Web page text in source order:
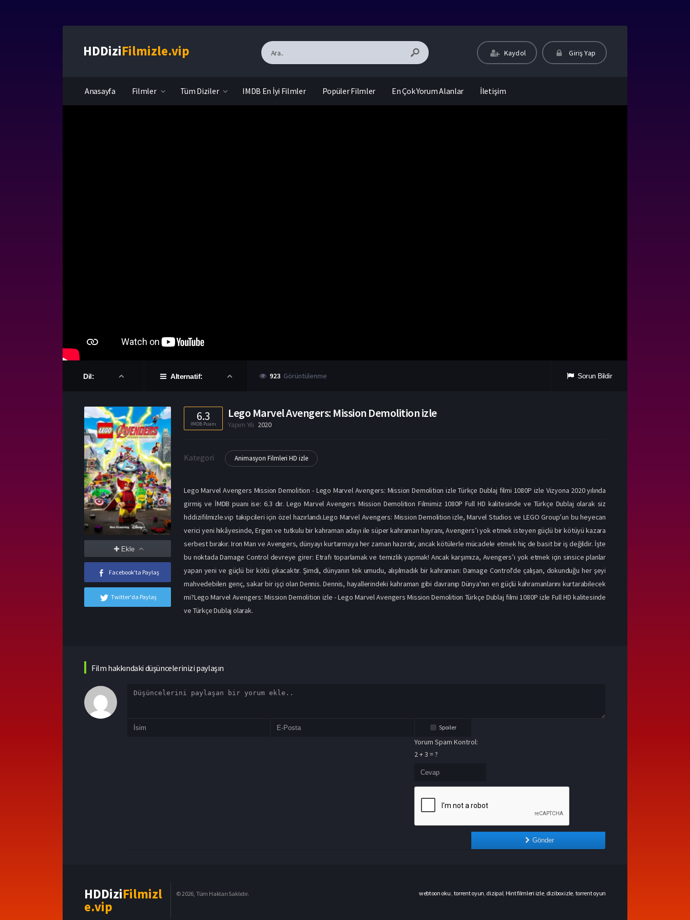
HDDiziFilmizle.vip Kaydol Giriş Yap
Anasayfa Filmler Tüm Diziler IMDB En İyi Filmler Popüler Filmler En Çok Yorum Alanlar İletişim
Dil: Alternatif: 923 Görüntülenme Sorun Bildir
Ekle
Facebook'ta Paylaş
Twitter'da Paylaş
6.3
IMDB Puanı
Lego Marvel Avengers: Mission Demolition izle
Yapım Yılı 2020
Kategori Animasyon Filmleri HD izle
Lego Marvel Avengers Mission Demolition - Lego Marvel Avengers: Mission Demolition izle Türkçe Dublaj filmi 1080P izle Vizyona 2020 yılında
girmiş ve İMDB puanı ise: 6.3 dır. Lego Marvel Avengers Mission Demolition Filmimiz 1080P Full HD kalitesinde ve Türkçe Dublaj olarak siz
hddizifilmizle.vip takipcileri için özel hazırlandı.Lego Marvel Avengers: Mission Demolition izle, Marvel Studios ve LEGO Group’un bu heyecan
verici yeni hikâyesinde, Ergen ve tutkulu bir kahraman adayı ile süper kahraman hayranı, Avengers’ı yok etmek isteyen güçlü bir kötüyü kazara
serbest bırakır. Iron Man ve Avengers, dünyayı kurtarmaya her zaman hazırdır, ancak kötülerle mücadele etmek hiç de basit bir iş değildir. İşte
bu noktada Damage Control devreye girer: Etrafı toparlamak ve temizlik yapmak! Ancak karşımıza, Avengers’ı yok etmek için sinsice planlar
yapan yeni ve güçlü bir kötü çıkacaktır. Şimdi, dünyanın tek umudu, alışılmadık bir kahraman: Damage Control'de çalışan, dokunduğu her şeyi
mahvedebilen genç, sakar bir işçi olan Dennis. Dennis, hayallerindeki kahraman gibi davranıp Dünya'nın en güçlü kahramanlarını kurtarabilecek
mi?Lego Marvel Avengers: Mission Demolition izle - Lego Marvel Avengers Mission Demolition Türkçe Dublaj filmi 1080P izle Full HD kalitesinde
ve Türkçe Dublaj olarak.
Film hakkındaki düşüncelerinizi paylaşın
Spoiler
Yorum Spam Kontrol:
2 + 3 = ?
Gönder
HDDiziFilmizl
e.vip
© 2026, Tüm Hakları Saklıdır. webtoon oku torrent oyun dizipal Hint filmleri izle, dizibox izle torrent oyun